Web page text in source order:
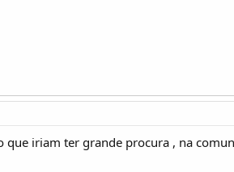
que iriam ter grande procura , na